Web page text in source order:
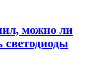
можно ли
светодиоды